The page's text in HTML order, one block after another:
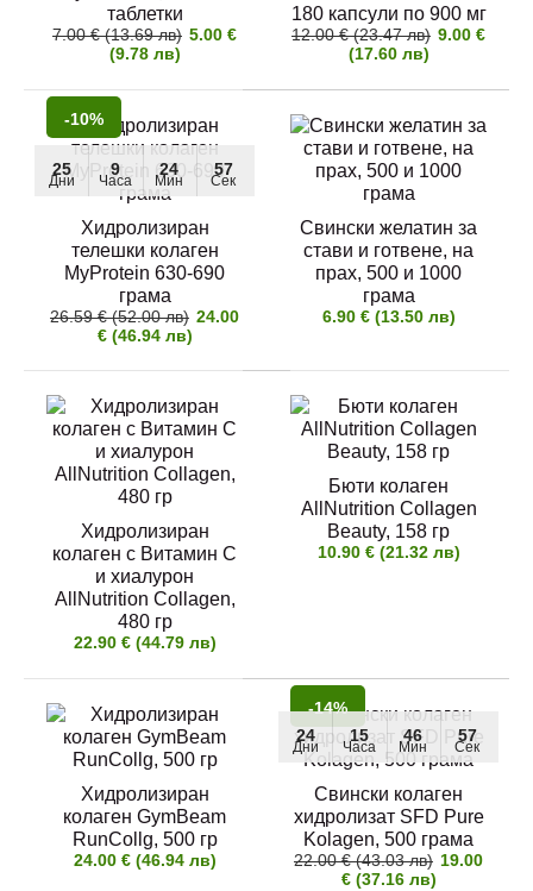
Пакет: Хиалурон плюс Колаген с кокосово масло
14.00 € (27.38 лв) 13.00 € (25.43 лв)
Купувайки този пакет, получавате следните ДВА
продукта: 60 таблетки..
-29%25
Дни
Хиалурон на таблетки MyVitamins, 30 и 60
таблетки
7.00 € (13.69 лв) 5.00 € (9.78 лв)
Качествен английски Хиалурон на таблетки на
английския производител "M..
-25%
26
Дни
8
Часа
19 56
капсули по 900 мг
12.00 € (23.47 лв) 9.00 € (17.60 лв)
таблетки
7.00 € (13.69 лв) 5.00 €
(9.78 лв)
180 капсули по 900 мг
12.00 € (23.47 лв) 9.00 €
(17.60 лв)
-10%
25
Дни
9
Часа
24
Мин
56
Сек
Хидролизиран
телешки колаген
MyProtein 630-690
грама
26.59 € (52.00 лв) 24.00
€ (46.94 лв)
Свински желатин за
стави и готвене, на
прах, 500 и 1000
грама
6.90 € (13.50 лв)
Хидролизиран
колаген с Витамин C
и хиалурон
AllNutrition Collagen,
480 гр
22.90 € (44.79 лв)
Бюти колаген
AllNutrition Collagen
Beauty, 158 гр
10.90 € (21.32 лв)
Хидролизиран
колаген GymBeam
RunCollg, 500 гр
24.00 € (46.94 лв)
-14%
24
Дни
15
Часа
46
Мин
56
Сек
Свински колаген
хидролизат SFD Pure
Kolagen, 500 грама
22.00 € (43.03 лв) 19.00
€ (37.16 лв)